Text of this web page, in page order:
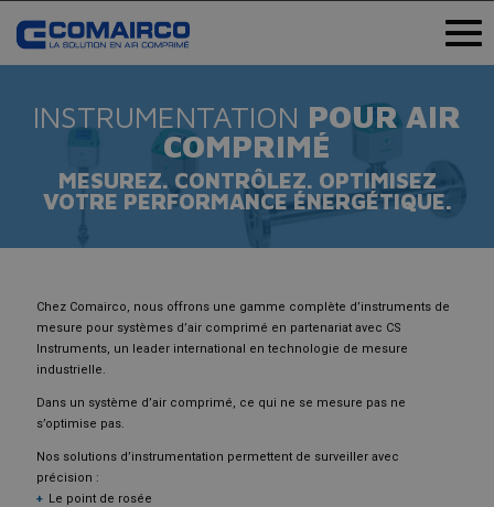
INSTRUMENTATION POUR AIR
COMPRIMÉ
MESUREZ. CONTRÔLEZ. OPTIMISEZ
VOTRE PERFORMANCE ÉNERGÉTIQUE.
Chez Comairco, nous offrons une gamme complète d’instruments de
mesure pour systèmes d’air comprimé en partenariat avec CS
Instruments, un leader international en technologie de mesure
industrielle.
Dans un système d’air comprimé, ce qui ne se mesure pas ne
s’optimise pas.
Nos solutions d’instrumentation permettent de surveiller avec
précision :
Le point de rosée